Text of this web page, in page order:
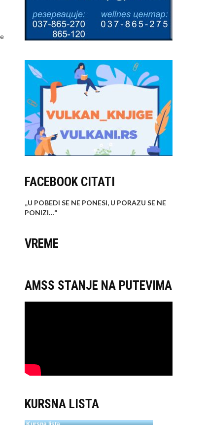
FACEBOOK CITATI
„U POBEDI SE NE PONESI, U PORAZU SE NE
PONIZI…“
VREME
AMSS STANJE NA PUTEVIMA
KURSNA LISTA